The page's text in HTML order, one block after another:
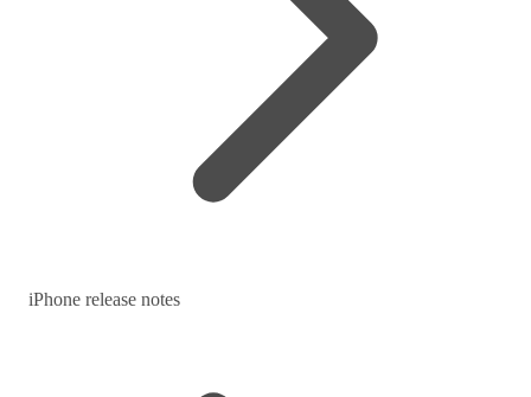
iPhone release notes